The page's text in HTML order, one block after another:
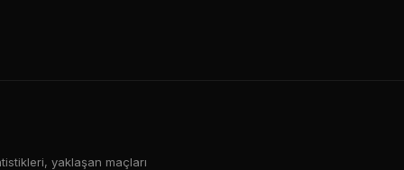
yaklaşan maçları